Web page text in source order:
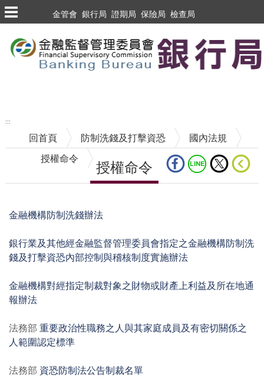
跳到主要內容區塊
金管會 銀行局 證期局 保險局 檢查局
:::
回首頁 防制洗錢及打擊資恐 國內法規
授權命令
授權命令
金融機構防制洗錢辦法
銀行業及其他經金融監督管理委員會指定之金融機構防制洗
錢及打擊資恐內部控制與稽核制度實施辦法
金融機構對經指定制裁對象之財物或財產上利益及所在地通
報辦法
法務部重要政治性職務之人與其家庭成員及有密切關係之
人範圍認定標準
法務部 資恐防制法公告制裁名單